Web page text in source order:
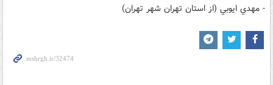
- مهدي ايوبي (از استان تهران شهر تهران)